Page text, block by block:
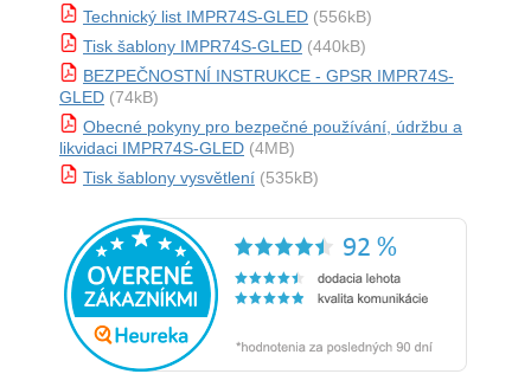
Technický list IMPR74S-GLED (556kB)
Tisk šablony IMPR74S-GLED (440kB)
BEZPEČNOSTNÍ INSTRUKCE - GPSR IMPR74S-
GLED (74kB)
Obecné pokyny pro bezpečné používání, údržbu a
likvidaci IMPR74S-GLED (4MB)
Tisk šablony vysvětlení (535kB)